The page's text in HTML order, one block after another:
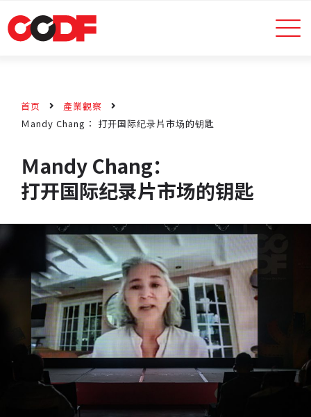
首页
產業觀察
Ｍandy Chang： 打开国际纪录片市场的钥匙
Ｍandy Chang：
打开国际纪录片市场的钥匙